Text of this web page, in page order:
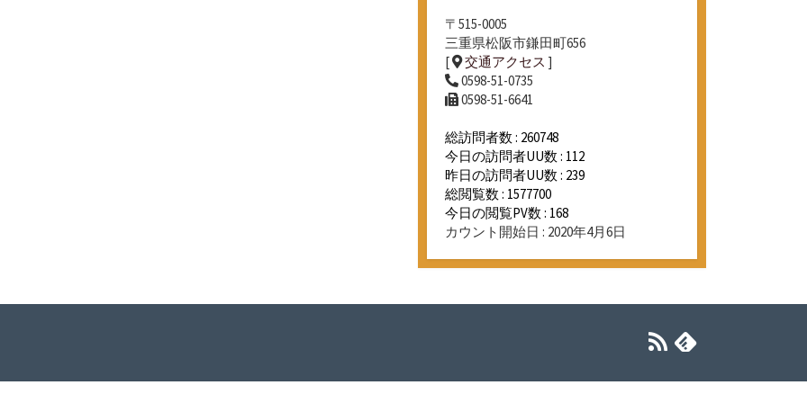
〒515-0005
三重県松阪市鎌田町656
[
交通アクセス ]
0598-51-0735
0598-51-6641
総訪問者数 : 260748
今日の訪問者UU数 : 112
昨日の訪問者UU数 : 239
総閲覧数 : 1577700
今日の閲覧PV数 : 168
カウント開始日 : 2020年4月6日
RSS Feedly